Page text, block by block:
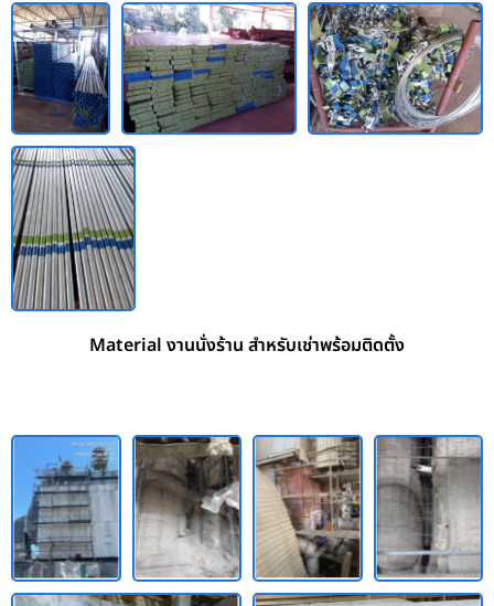
Material งานนั่งร้าน สำหรับเช่าพร้อมติดตั้ง